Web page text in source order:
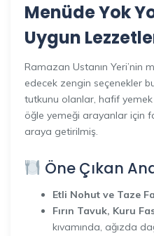
Menüde Yok
Uygun
Ramazan Ustanın Yeri’nin
edecek zengin seçenekler
tutkunu olanlar, hafif
öğle yemeği arayanlar için
araya getirilmiş.
Öne Çıkan
Etli Nohut ve Taze
Fırın Tavuk, Kuru
kıvamında, ağızda